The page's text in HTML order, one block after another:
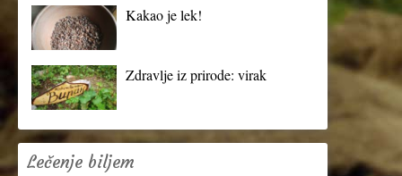
Kakao je lek!
Zdravlje iz prirode: virak
Lečenje biljem